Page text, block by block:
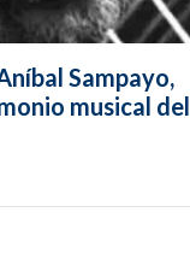
Sampayo,
musical del